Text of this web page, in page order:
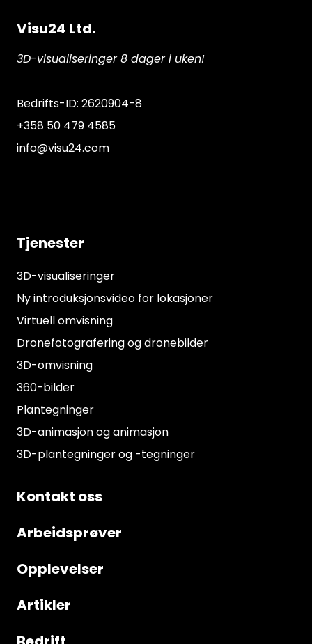
Visu24 Ltd.
3D-visualiseringer 8 dager i uken!
Bedrifts-ID: 2620904-8
+358 50 479 4585
info@visu24.com
Tjenester
3D-visualiseringer
Ny introduksjonsvideo for lokasjoner
Virtuell omvisning
Dronefotografering og dronebilder
3D-omvisning
360-bilder
Plantegninger
3D-animasjon og animasjon
3D-plantegninger og -tegninger
Kontakt oss
Arbeidsprøver
Opplevelser
Artikler